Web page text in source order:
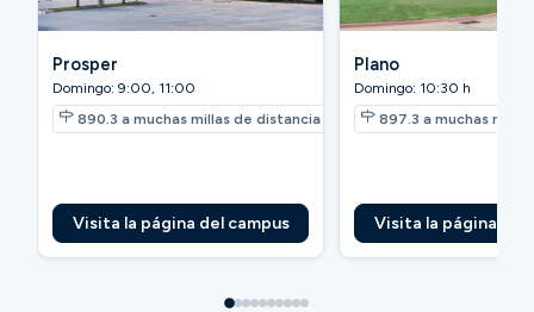
Prosper
Domingo: 9:00, 11:00
890.3 a muchas millas de distancia
Visita la página del campus
Plano
Domingo: 10:30 h
897.3 a muchas
Visita la página del